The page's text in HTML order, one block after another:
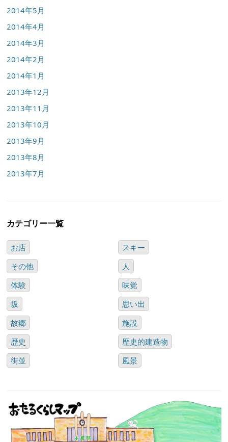
2014年5月
2014年4月
2014年3月
2014年2月
2014年1月
2013年12月
2013年11月
2013年10月
2013年9月
2013年8月
2013年7月
カテゴリー一覧
お店
スキー
その他
人
体験
味覚
坂
思い出
故郷
施設
歴史
歴史的建造物
街並
風景